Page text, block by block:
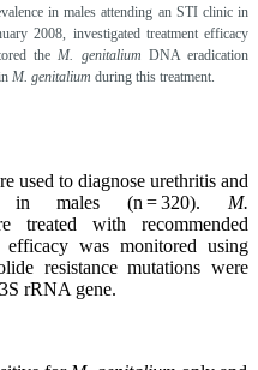
in males attending an STI clinic in
2008, investigated treatment efficacy
theM. genitalium DNA eradication
M. genitalium during this treatment.
used to diagnose urethritis and
in males (n = 320). M.
treated with recommended
efficacy was monitored using
resistance mutations were
rRNA gene.